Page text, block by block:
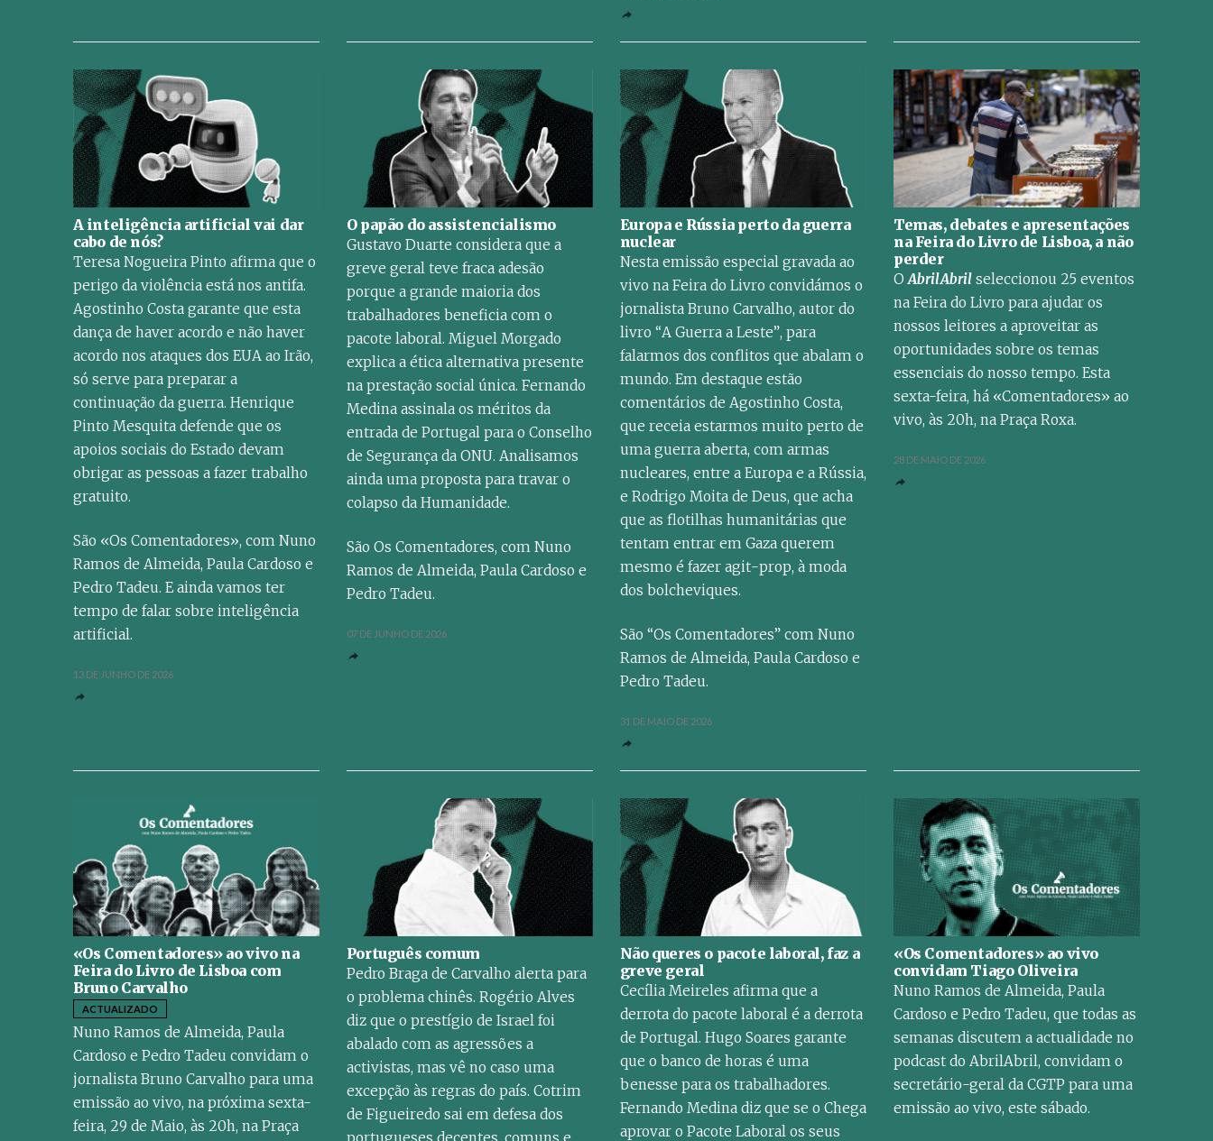
A inteligência artificial vai dar
cabo de nós?
Teresa Nogueira Pinto afirma que o
perigo da violência está nos antifa.
Agostinho Costa garante que esta
dança de haver acordo e não haver
acordo nos ataques dos EUA ao Irão,
só serve para preparar a
continuação da guerra. Henrique
Pinto Mesquita defende que os
apoios sociais do Estado devam
obrigar as pessoas a fazer trabalho
gratuito.
São «Os Comentadores», com Nuno
Ramos de Almeida, Paula Cardoso e
Pedro Tadeu. E ainda vamos ter
tempo de falar sobre inteligência
artificial.
13 DE JUNHO DE 2026
O papão do assistencialismo
Gustavo Duarte considera que a
greve geral teve fraca adesão
porque a grande maioria dos
trabalhadores beneficia com o
pacote laboral. Miguel Morgado
explica a ética alternativa presente
na prestação social única. Fernando
Medina assinala os méritos da
entrada de Portugal para o Conselho
de Segurança da ONU. Analisamos
ainda uma proposta para travar o
colapso da Humanidade.
São Os Comentadores, com Nuno
Ramos de Almeida, Paula Cardoso e
Pedro Tadeu.
07 DE JUNHO DE 2026
Europa e Rússia perto da guerra
nuclear
Nesta emissão especial gravada ao
vivo na Feira do Livro convidámos o
jornalista Bruno Carvalho, autor do
livro “A Guerra a Leste”, para
falarmos dos conflitos que abalam o
mundo. Em destaque estão
comentários de Agostinho Costa,
que receia estarmos muito perto de
uma guerra aberta, com armas
nucleares, entre a Europa e a Rússia,
e Rodrigo Moita de Deus, que acha
que as flotilhas humanitárias que
tentam entrar em Gaza querem
mesmo é fazer agit-prop, à moda
dos bolcheviques.
São “Os Comentadores” com Nuno
Ramos de Almeida, Paula Cardoso e
Pedro Tadeu.
31 DE MAIO DE 2026
Temas, debates e apresentações
na Feira do Livro de Lisboa, a não
perder
OAbrilAbrilseleccionou 25 eventos
na Feira do Livro para ajudar os
nossos leitores a aproveitar as
oportunidades sobre os temas
essenciais do nosso tempo. Esta
sexta-feira, há «Comentadores» ao
vivo, às 20h, na Praça Roxa.
28 DE MAIO DE 2026
«Os Comentadores» ao vivo na
Feira do Livro de Lisboa com
Bruno Carvalho
ACTUALIZADO
Nuno Ramos de Almeida, Paula
Cardoso e Pedro Tadeu convidam o
jornalista Bruno Carvalho para uma
emissão ao vivo, na próxima sexta-
feira, 29 de Maio, às 20h, na Praça
Português comum
Pedro Braga de Carvalho alerta para
o problema chinês. Rogério Alves
diz que o prestígio de Israel foi
abalado com as agressões a
activistas, mas vê no caso uma
excepção às regras do país. Cotrim
de Figueiredo sai em defesa dos
Não queres o pacote laboral, faz a
greve geral
Cecília Meireles afirma que a
derrota do pacote laboral é a derrota
de Portugal. Hugo Soares garante
que o banco de horas é uma
benesse para os trabalhadores.
Fernando Medina diz que se o Chega
aprovar o Pacote Laboral os seus
«Os Comentadores» ao vivo
convidam Tiago Oliveira
Nuno Ramos de Almeida, Paula
Cardoso e Pedro Tadeu, que todas as
semanas discutem a actualidade no
podcast do AbrilAbril, convidam o
secretário-geral da CGTP para uma
emissão ao vivo, este sábado.